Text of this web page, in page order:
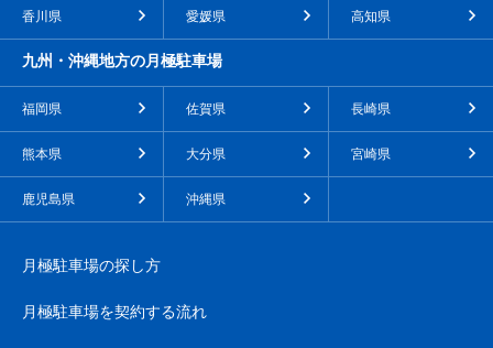
香川県 愛媛県 高知県
九州・沖縄地方の月極駐車場
福岡県 佐賀県 長崎県
熊本県 大分県 宮崎県
鹿児島県 沖縄県
月極駐車場の探し方
月極駐車場を契約する流れ